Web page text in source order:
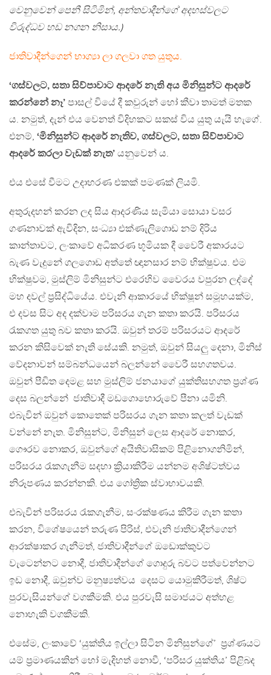
වෙනුවෙන් පෙනී සිටිමින්, අන්තවාදීන්ගේ අදහස්වලට
විරුද්ධව හඩ නගන නිසාය.)
ජාතිවාදීන්ගෙන් භාග්‍යා ලා ගලවා ගත යුතුය.
‘ගස්වලට, සතා සිව්පාවාට ආදරේ නැති අය මිනිසුන්ට ආදරේ
කරන්නේ නෑ’ පාසල් වියේ දී කවුරුන් හෝ කීවා තාමත් මතක
ය. නමුත්, දැන් එය වෙනත් විදිහකට සකස් විය යුතු යැයි හැගේ.
එනම්, ‘මිනිසුන්ට ආදරේ නැතිව, ගස්වලට, සතා සිව්පාවාට
ආදරේ කරලා වැඩක් නැත’ යනුවෙන් ය.
එය එසේ වීමට උදාහරණ එකක් පමණක් ලියමි.
අතුරුදහන් කරන ලද සිය ආදරණිය සැමියා සොයා වසර
ගණනාවක් ඇවිදින, සංධ්‍යා එක්ණැලිගොඩ නම් දිරිය
කාන්තාවට, ලංකාවේ අධිකරණ භූමියක දී වෛරී අකාරයට
බැණ වැදුනේ ගලගොඩ අත්තේ ඥානසාර නම් භික්ෂුවය. එම
භික්ෂුවම, මුස්ලිම් මිනිසුන්ට එරෙහිව වෛරය වපුරන ලද්දේ
මහ දවල් ප්‍රසිද්ධියේය. එවැනි ආකාරයේ භික්ෂූන් සමූහයක්ම,
එ දවස සිට අද දක්වාම පරිසරය ගැන කතා කරයි. පරිසරය
රැකගත යුතු බව කතා කරයි. ඔවුන් තරම් පරිසරයට ආදරේ
කරන කිසිවෙක් නැති සේයකි. නමුත්, ඔවුන් සියලු දෙනා, මිනිස්
වේදනාවන් සම්බන්ධයෙන් බලන්නේ වෛරී සහගතවය.
ඔවුන් පීඩිත දෙමළ සහ මුස්ලිම් ජනයාගේ යුක්තිසහගත ප්‍රශ්ණ
දෙස බලන්නේ ජාතිවාදී මඩගොහොරුවේ පීනා යමිනි.
එබැවින් ඔවුන් කොතෙක් පරිසරය ගැන කතා කලත් වැඩක්
වන්නේ නැත. මිනිසුන්ට, මිනිසුන් ලෙස ආදරේ නොකර,
ගෞරව නොකර, ඔවුන්ගේ අයිතිවාසිකම් පිළිනොගනිමින්,
පරිසරය රැකගැනීම සදහා ක්‍රියාකිරීම යන්නම අශිෂ්ටත්වය
නිරූපණය කරන්නකි. එය ගෝත්‍රික ස්වාභාවයකි.
එබැවින් පරිසරය රැකගැනීම, සංරක්ෂණය කිරීම ගැන කතා
කරන, විශේෂයෙන් තරුණ පිරිස්, එවැනි ජාතිවාදීන්ගෙන්
ආරක්ෂාකර ගැනීමත්, ජාතිවාදීන්ගේ ඔඩොක්කුවට
වැටෙන්නට නොදී, ජාතිවාදීන්ගේ ගොදුරු බවට පත්වෙන්නට
ඉඩ නොදී, ඔවුන්ව මනුෂ්‍යත්වය දෙසට යොමුකිරීමත්, ශිෂ්ට
පුරවැසියන්ගේ වගකීමකි. එය පුරවැසි සමාජයට අත්හළ
නොහැකි වගකීමකි.
එසේම, ලංකාවේ ‘යුක්තිය ඉල්ලා සිටින මිනිසුන්ගේ’ ප්‍රශ්ණයට
යම් ප්‍රමාණයකින් හෝ මැදිහත් නොවී, ‘පරිසර යුක්තිය’ පිළිබද